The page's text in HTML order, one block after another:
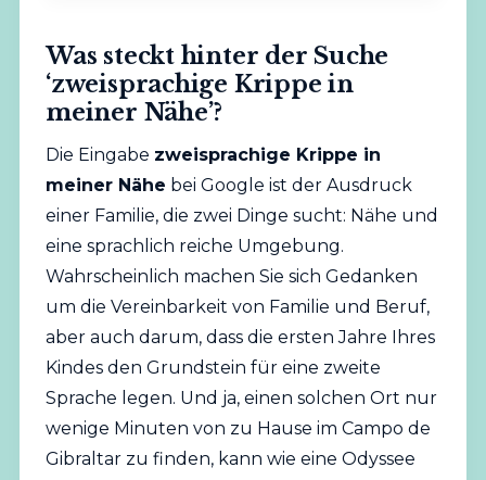
Was steckt hinter der Suche
‘zweisprachige Krippe in
meiner Nähe’?
Die Eingabe zweisprachige Krippe in
meiner Nähe bei Google ist der Ausdruck
einer Familie, die zwei Dinge sucht: Nähe und
eine sprachlich reiche Umgebung.
Wahrscheinlich machen Sie sich Gedanken
um die Vereinbarkeit von Familie und Beruf,
aber auch darum, dass die ersten Jahre Ihres
Kindes den Grundstein für eine zweite
Sprache legen. Und ja, einen solchen Ort nur
wenige Minuten von zu Hause im Campo de
Gibraltar zu finden, kann wie eine Odyssee